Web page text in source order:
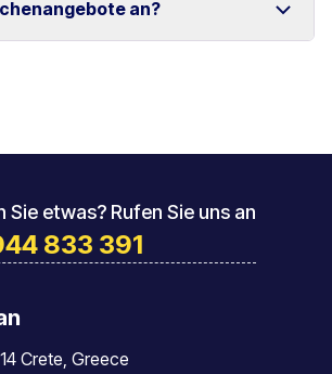
mit der gleichen Tankfüllung
an?
Sie etwas? Rufen Sie uns an
833 391
Crete, Greece